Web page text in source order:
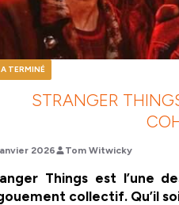
TERMINÉ
STRANGER
2026 Tom Witwicky
Things est l’une
collectif. Qu’il